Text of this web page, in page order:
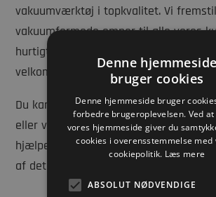
vakuumværktøj i topkvalitet. Vi
vakuumformede emner til alle vores
hurtigt. Har du spørgsmål til
velkommen til at kontakte os.
Du kan kontakte os på telefon, vores
eller ved at sende os en mail. Vi
hjælpe dig med spørgsmål og
af det helt rette vakuumværktøj.
Denne hjemmeside
bruger cookies
Denne hjemmeside bruger
forbedre brugeroplevelsen. Ved
vores hjemmeside giver du
cookies i overensstemmelse med
cookiepolitik. Læs mere
ABSOLUT NØDVENDIGE